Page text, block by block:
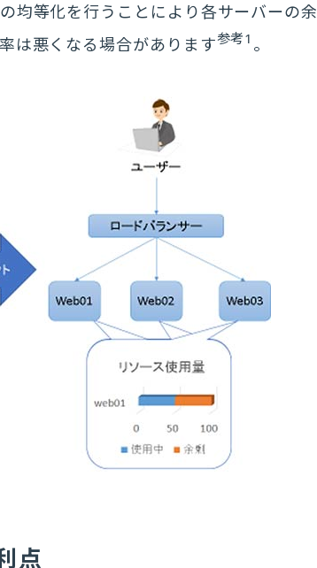
均等化を行うことにより各サーバーの余
は悪くなる場合があります参考1 。
点